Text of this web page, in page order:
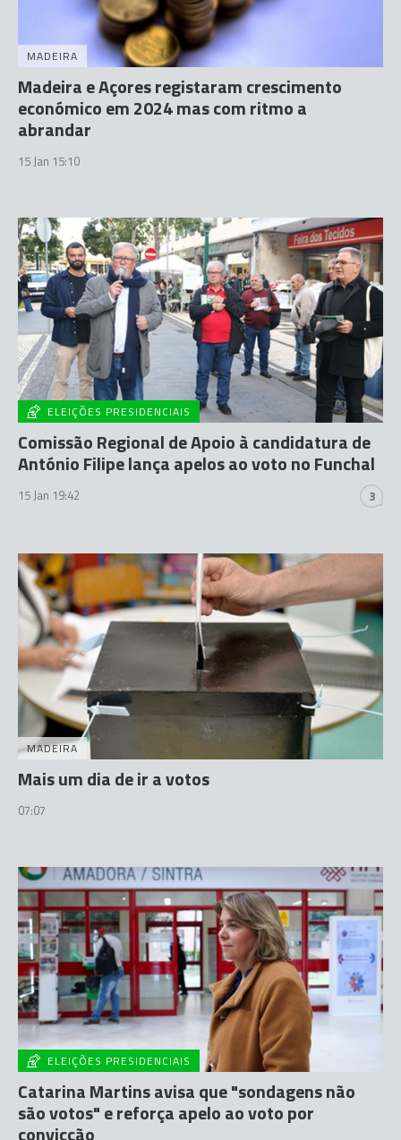
MADEIRA
Madeira e Açores registaram crescimento
económico em 2024 mas com ritmo a
abrandar
15 Jan 15:10
ELEIÇÕES PRESIDENCIAIS
Comissão Regional de Apoio à candidatura de
António Filipe lança apelos ao voto no Funchal
15 Jan 19:42 3
MADEIRA
Mais um dia de ir a votos
07:07
ELEIÇÕES PRESIDENCIAIS
Catarina Martins avisa que "sondagens não
são votos" e reforça apelo ao voto por
convicção